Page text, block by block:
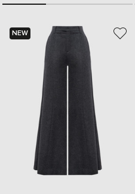
NEW